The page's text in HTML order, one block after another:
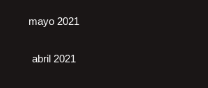
mayo 2021
abril 2021